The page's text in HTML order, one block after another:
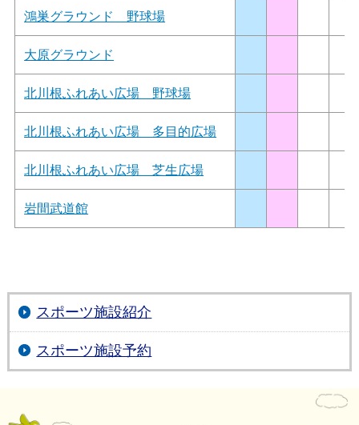
鴻巣グラウンド 野球場
大原グラウンド
北川根ふれあい広場 野球場
北川根ふれあい広場 多目的広場
北川根ふれあい広場 芝生広場
岩間武道館
スポーツ施設紹介
スポーツ施設予約